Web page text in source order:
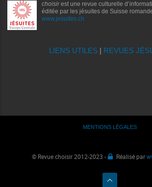
choisirest une revue culturelle
éditée par les jésuites de Suisse
www.jesuites.ch
LIENS UTILES| REVUES
MENTIONS LÉGALES
© Revue choisir 2012-2023 - Réalisé par